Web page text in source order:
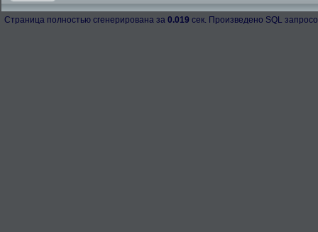
Страница полностью сгенерирована за 0.019 сек. Произведено SQL